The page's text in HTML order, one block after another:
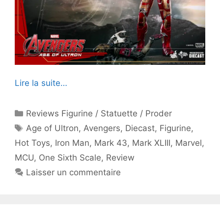
Lire la suite…
Catégories
Reviews Figurine / Statuette / Proder
Étiquettes
Age of Ultron,Avengers, Diecast, Figurine,
Hot Toys, Iron Man, Mark 43, Mark XLIII, Marvel,
MCU, One Sixth Scale, Review
Laisser un commentaire